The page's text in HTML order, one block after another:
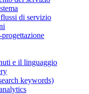
di servizio
e il linguaggio
keywords)